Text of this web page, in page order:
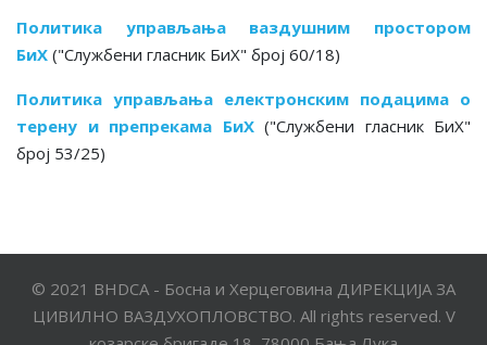
Политика управљања ваздушним простором
БиХ ("Службени гласник БиХ" број 60/18)
Политика управљања електронским подацима о
терену и препрекама БиХ("Службени гласник БиХ"
број 53/25)
© 2021 BHDCA - Босна и Херцеговина ДИРЕКЦИЈА ЗА
ЦИВИЛНО ВАЗДУХОПЛОВСТВО. All rights reserved. V